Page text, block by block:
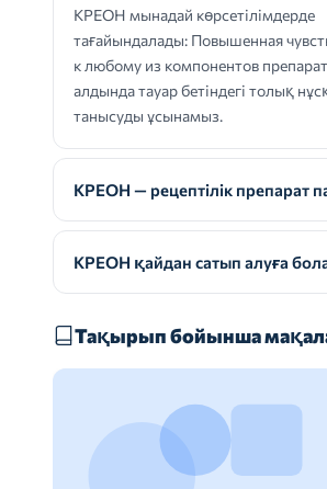
КРЕОН мынадай көрсетілімдерде
тағайындалады: Повышенная
к любому из компонентов
алдында тауар бетіндегі толық
танысуды ұсынамыз.
КРЕОН — рецептілік препарат
КРЕОН қайдан сатып алуға
Тақырып бойынша